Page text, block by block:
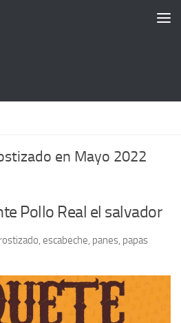
en Mayo 2022
Pollo Real el salvador
escabeche, panes, papas